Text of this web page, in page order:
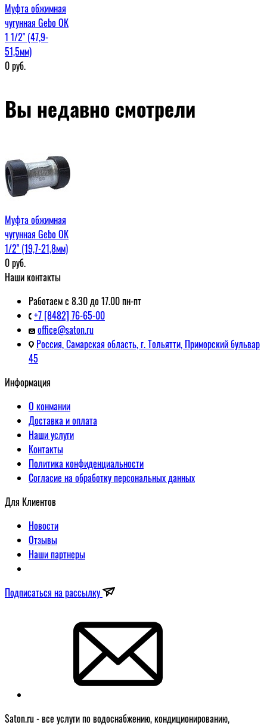
Муфта обжимная
чугунная Gebo ОК
1 1/2" (47,9-
51,5мм)
0руб.
Вы недавно смотрели
Муфта обжимная
чугунная Gebo ОК
1/2" (19,7-21,8мм)
0руб.
Наши контакты
Работаем с 8.30 до 17.00 пн-пт
+7 [8482] 76-65-00
office@saton.ru
Россия, Самарская область, г. Тольятти, Приморский бульвар
45
Информация
О конмании
Доставка и оплата
Наши услуги
Контакты
Политика конфиденциальности
Согласие на обработку персональных данных
Для Клиентов
Новости
Отзывы
Наши партнеры
Подписаться на рассылку
Saton.ru - все услуги по водоснабжению, кондиционированию,